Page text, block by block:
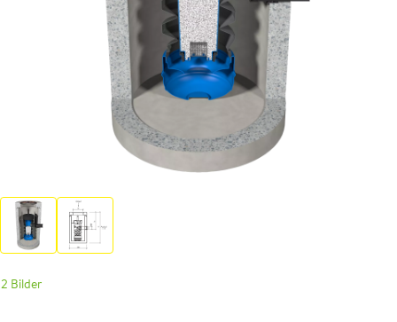
2 Bilder